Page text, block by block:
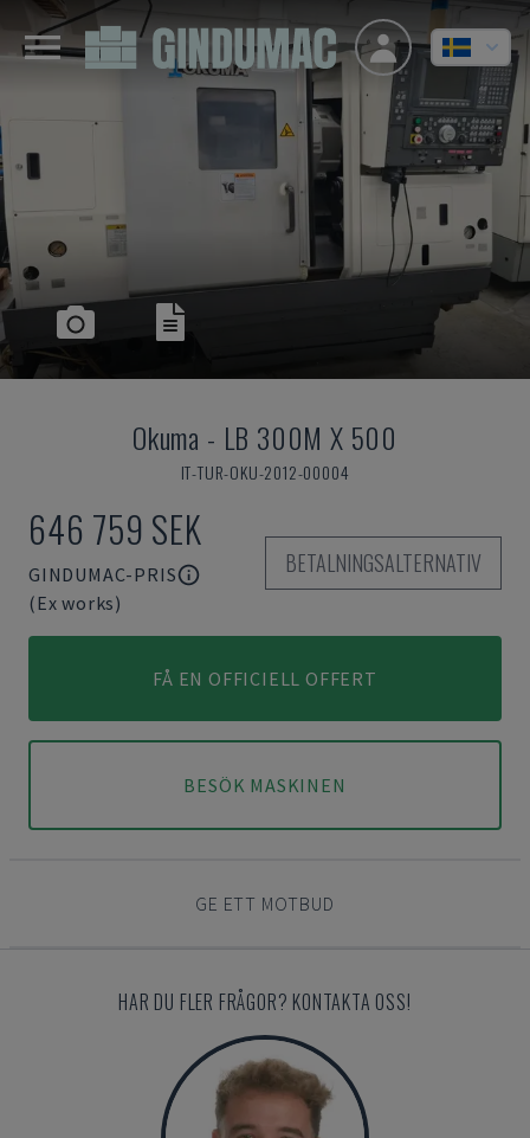
Okuma - LB 300M X 500
IT-TUR-OKU-2012-00004
646 759 SEK
GINDUMAC-PRIS
(Ex works)
BETALNINGSALTERNATIV
FÅ EN OFFICIELL OFFERT
BESÖK MASKINEN
GE ETT MOTBUD
HAR DU FLER FRÅGOR? KONTAKTA OSS!